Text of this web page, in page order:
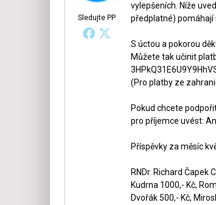
Sledujte PP
vylepšeních. Níže
předplatné) pomáhají
S úctou a pokorou
Můžete tak učinit
(Pro platby ze
Pokud chcete
pro příjemce uvést:
Příspěvky za měsíc
RNDr. Richard Čapek
Kudrna 1000,- Kč,
Dvořák 500,- Kč,